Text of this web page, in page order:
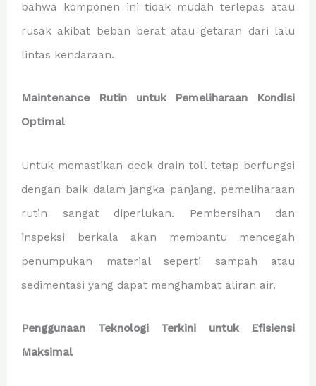
bahwa komponen ini tidak mudah terlepas atau
rusak akibat beban berat atau getaran dari lalu
lintas kendaraan.
Maintenance Rutin untuk Pemeliharaan Kondisi
Optimal
Untuk memastikan deck drain toll tetap berfungsi
dengan baik dalam jangka panjang, pemeliharaan
rutin sangat diperlukan. Pembersihan dan
inspeksi berkala akan membantu mencegah
penumpukan material seperti sampah atau
sedimentasi yang dapat menghambat aliran air.
Penggunaan Teknologi Terkini untuk Efisiensi
Maksimal